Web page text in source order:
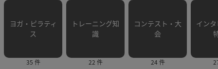
ヨガ・ピラティ
ス
35 件
トレーニング知
識
22 件
コンテスト・大
会
24 件
イン